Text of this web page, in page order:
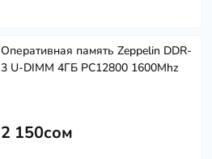
Оперативная память Zeppelin DDR-
3 U-DIMM 4ГБ PC12800 1600Mhz
2 150сом